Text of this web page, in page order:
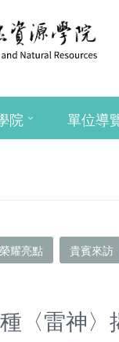
院 單位導
榮耀亮點 貴賓來訪
〈雷神